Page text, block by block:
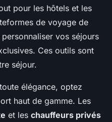
pour les hôtels et les
de voyage de
vos séjours
Ces outils sont
séjour.
élégance, optez
haut de gamme. Les
et les chauffeurs privés